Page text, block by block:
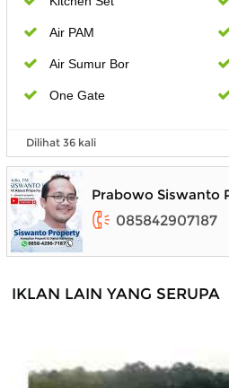
Air PAM
Air Sumur Bor
One Gate
Dilihat 36 kali
Prabowo Siswanto
085842907187
IKLAN LAIN YANG SERUPA